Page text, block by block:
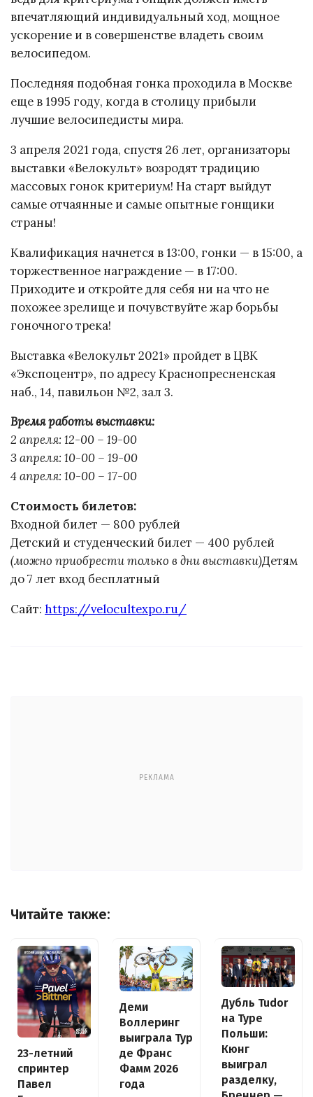
впечатляющий индивидуальный ход, мощное
ускорение и в совершенстве владеть своим
велосипедом.
Последняя подобная гонка проходила в Москве
еще в 1995 году, когда в столицу прибыли
лучшие велосипедисты мира.
3 апреля 2021 года, спустя 26 лет, организаторы
выставки «Велокульт» возродят традицию
массовых гонок критериум! На старт выйдут
самые отчаянные и самые опытные гонщики
страны!
Квалификация начнется в 13:00, гонки — в 15:00, а
торжественное награждение — в 17:00.
Приходите и откройте для себя ни на что не
похожее зрелище и почувствуйте жар борьбы
гоночного трека!
Выставка «Велокульт 2021» пройдет в ЦВК
«Экспоцентр», по адресу Краснопресненская
наб., 14, павильон №2, зал 3.
Время работы выставки:
2 апреля: 12-00 – 19-00
3 апреля: 10-00 – 19-00
4 апреля: 10-00 – 17-00
Стоимость билетов:
Входной билет — 800 рублей
Детский и студенческий билет — 400 рублей
(можно приобрести только в дни выставки)Детям
до 7 лет вход бесплатный
Сайт: https://velocultexpo.ru/
РЕКЛАМА
Читайте также:
23-летний
спринтер
Павел
Деми
Воллеринг
выиграла Тур
де Франс
Фамм 2026
года
Дубль Tudor
на Туре
Польши:
Кюнг
выиграл
разделку,